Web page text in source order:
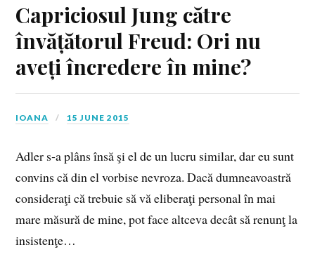
Capriciosul Jung către
învățătorul Freud: Ori nu
aveți încredere în mine?
IOANA 15 JUNE 2015
Adler s‑a plâns însă şi el de un lucru similar, dar eu sunt
convins că din el vorbise nevroza. Dacă dumneavoastră
consideraţi că trebuie să vă eliberaţi personal în mai
mare măsură de mine, pot face altceva decât să renunţ la
insistenţe…